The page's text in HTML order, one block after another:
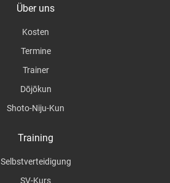
Über uns
Kosten
Termine
Trainer
Dōjōkun
Shoto-Niju-Kun
Training
Selbstverteidigung
SV-Kurs